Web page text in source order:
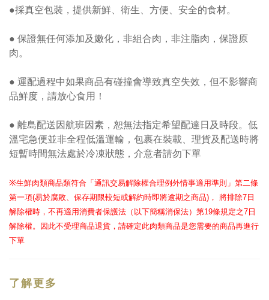
●採真空包裝，提供新鮮、衛生、方便、安全的食材。
● 保證無任何添加及嫩化，非組合肉，非注脂肉，保證原
肉。
● 運配過程中如果商品有碰撞會導致真空失效，但不影響商
品鮮度，請放心食用！
● 離島配送因航班因素，恕無法指定希望配達日及時段。低
溫宅急便並非全程低溫運輸，包裹在裝載、理貨及配送時將
短暫時間無法處於冷凍狀態，介意者請勿下單
※生鮮肉類商品類符合「通訊交易解除權合理例外情事適用準則」第二條
第一項(易於腐敗、保存期限較短或解約時即將逾期之商品) ， 將排除7 日
解除權時，不再適用消費者保護法（以下簡稱消保法）第19條規定之7 日
解除權。因此不受理商品退貨，請確定此肉類商品是您需要的商品再進行
下單
了解更多